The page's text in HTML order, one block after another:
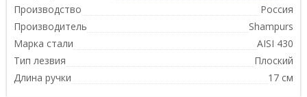
Производство
Россия
Производитель
Shampurs
Марка стали
AISI 430
Тип лезвия
Плоский
Длина ручки
17 см